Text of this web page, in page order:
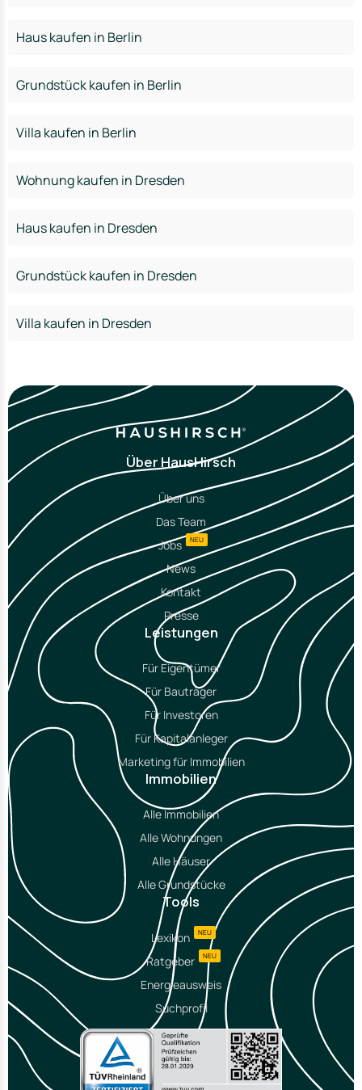
Haus kaufen in Berlin
Grundstück kaufen in Berlin
Villa kaufen in Berlin
Wohnung kaufen in Dresden
Haus kaufen in Dresden
Grundstück kaufen in Dresden
Villa kaufen in Dresden
Über HausHirsch
Über uns
Das Team
Jobs
NEU
News
Kontakt
Presse
Leistungen
Für Eigentümer
Für Bauträger
Für Investoren
Für Kapitalanleger
Marketing für Immobilien
Immobilien
Alle Immobilien
Alle Wohnungen
Alle Häuser
Alle Grundstücke
Tools
Lexikon NEU
Ratgeber NEU
Energieausweis
Suchprofil